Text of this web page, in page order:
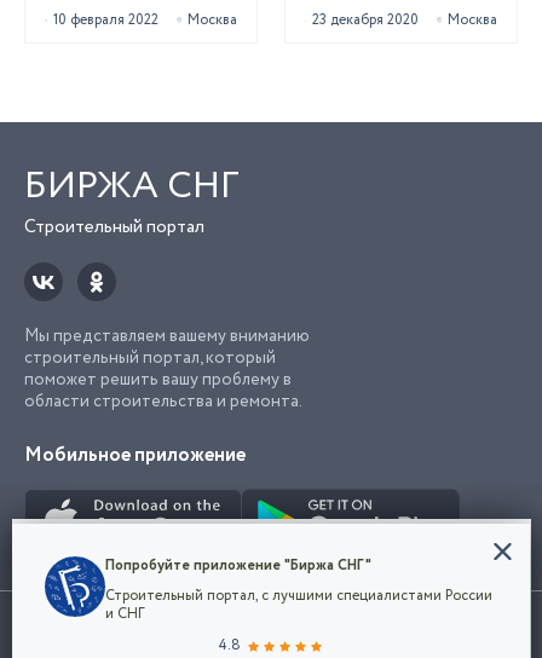
10 февраля 2022 Москва 23 декабря 2020 Москва
БИРЖА СНГ
Строительный портал
Мы представляем вашему вниманию
строительный портал, который
поможет решить вашу проблему в
области строительства и ремонта.
Мобильное приложение
Использование сайта, в том числе подача объявлений, означает
марки представленные на сайте являются собственностью их
Конфиденциальность
Мы используем файлы cookie, чтобы сделать
наш сайт удобным для каждого
Попробуйте приложение "Биржа СНГ"
Строительный портал, с лучшими специалистами России
и СНГ
4.8